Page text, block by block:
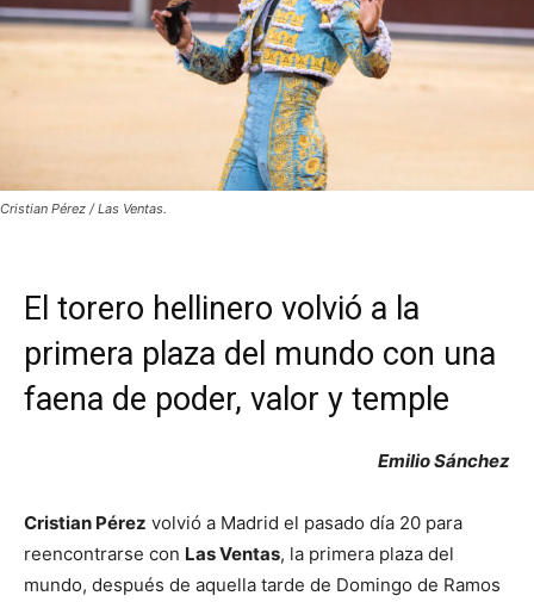
Cristian Pérez / Las Ventas.
El torero hellinero volvió a la
primera plaza del mundo con una
faena de poder, valor y temple
Emilio Sánchez
Cristian Pérez volvió a Madrid el pasado día 20 para
reencontrarse con Las Ventas, la primera plaza del
mundo, después de aquella tarde de Domingo de Ramos